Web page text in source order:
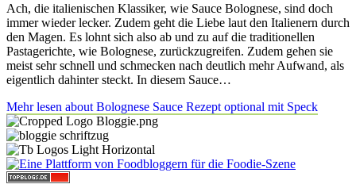
Ach, die italienischen Klassiker, wie Sauce Bolognese, sind doch
immer wieder lecker. Zudem geht die Liebe laut den Italienern durch
den Magen. Es lohnt sich also ab und zu auf die traditionellen
Pastagerichte, wie Bolognese, zurückzugreifen. Zudem gehen sie
meist sehr schnell und schmecken nach deutlich mehr Aufwand, als
eigentlich dahinter steckt. In diesem Sauce…
Mehr lesen about Bolognese Sauce Rezept optional mit Speck